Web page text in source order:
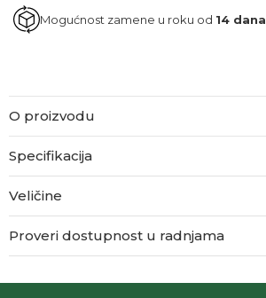
Mogućnost zamene u roku od 14 dana
O proizvodu
Specifikacija
Veličine
Proveri dostupnost u radnjama